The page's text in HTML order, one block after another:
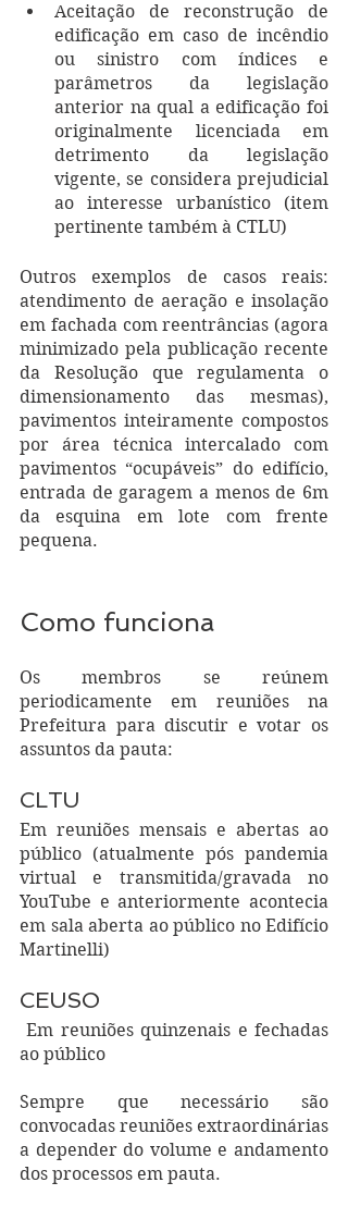
Aceitação de reconstrução de
edificação em caso de incêndio
ou sinistro com índices e
parâmetros da legislação
anterior na qual a edificação foi
originalmente licenciada em
detrimento da legislação
vigente, se considera prejudicial
ao interesse urbanístico (item
pertinente também à CTLU)
Outros exemplos de casos reais:
atendimento de aeração e insolação
em fachada com reentrâncias (agora
minimizado pela publicação recente
da Resolução que regulamenta o
dimensionamento das mesmas),
pavimentos inteiramente compostos
por área técnica intercalado com
pavimentos “ocupáveis” do edifício,
entrada de garagem a menos de 6m
da esquina em lote com frente
pequena.
Como funciona
Os membros se reúnem
periodicamente em reuniões na
Prefeitura para discutir e votar os
assuntos da pauta:
CLTU
Em reuniões mensais e abertas ao
público (atualmente pós pandemia
virtual e transmitida/gravada no
YouTube e anteriormente acontecia
em sala aberta ao público no Edifício
Martinelli)
CEUSO
Em reuniões quinzenais e fechadas
ao público
Sempre que necessário são
convocadas reuniões extraordinárias
a depender do volume e andamento
dos processos em pauta.